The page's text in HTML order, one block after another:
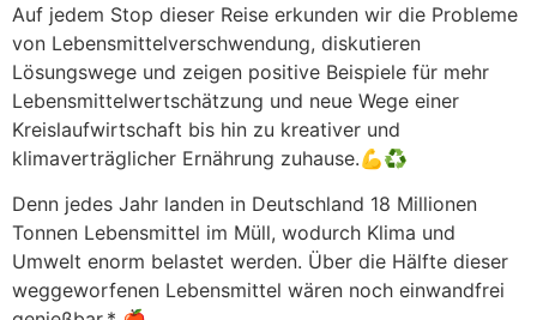
Auf jedem Stop dieser Reise erkunden wir die Probleme
von Lebensmittelverschwendung, diskutieren
Lösungswege und zeigen positive Beispiele für mehr
Lebensmittelwertschätzung und neue Wege einer
Kreislaufwirtschaft bis hin zu kreativer und
klimaverträglicher Ernährung zuhause.💪♻️
Denn jedes Jahr landen in Deutschland 18 Millionen
Tonnen Lebensmittel im Müll, wodurch Klima und
Umwelt enorm belastet werden. Über die Hälfte dieser
weggeworfenen Lebensmittel wären noch einwandfrei